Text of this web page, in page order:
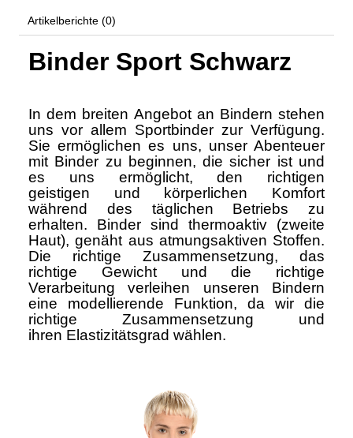
Artikelberichte (0)
Binder Sport Schwarz
In dem breiten Angebot an Bindern stehen
uns vor allem Sportbinder zur Verfügung.
Sie ermöglichen es uns, unser Abenteuer
mit Binder zu beginnen, die sicher ist und
es uns ermöglicht, den richtigen
geistigen und körperlichen Komfort
während des täglichen Betriebs zu
erhalten. Binder sind thermoaktiv (zweite
Haut), genäht aus atmungsaktiven Stoffen.
Die richtige Zusammensetzung, das
richtige Gewicht und die richtige
Verarbeitung verleihen unseren Bindern
eine modellierende Funktion, da wir die
richtige Zusammensetzung und
ihren Elastizitätsgrad wählen.